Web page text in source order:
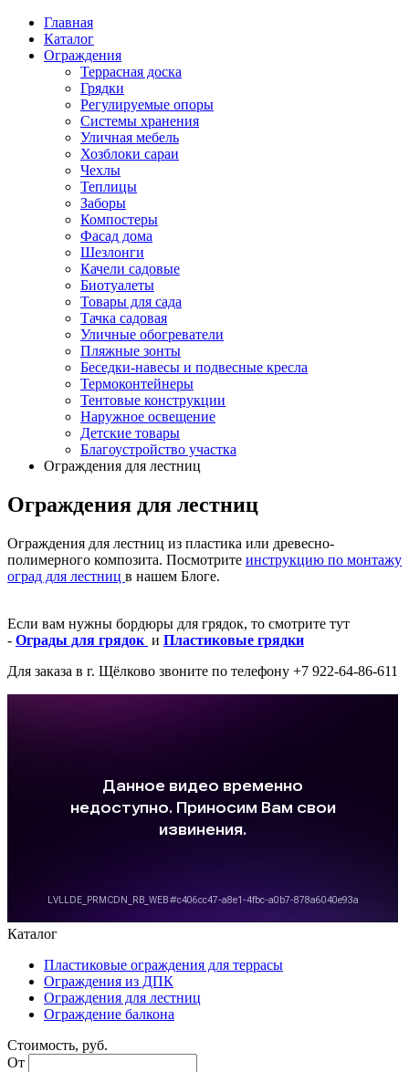
Главная
Каталог
Ограждения
Террасная доска
Грядки
Регулируемые опоры
Системы хранения
Уличная мебель
Хозблоки сараи
Чехлы
Теплицы
Заборы
Компостеры
Фасад дома
Шезлонги
Качели садовые
Биотуалеты
Товары для сада
Тачка садовая
Уличные обогреватели
Пляжные зонты
Беседки-навесы и подвесные кресла
Термоконтейнеры
Тентовые конструкции
Наружное освещение
Детские товары
Благоустройство участка
Ограждения для лестниц
Ограждения для лестниц
Ограждения для лестниц из пластика или древесно-
полимерного композита. Посмотрите инструкцию по монтажу
оград для лестниц в нашем Блоге.
Если вам нужны бордюры для грядок, то смотрите тут
- Ограды для грядок и Пластиковые грядки
Для заказа в г. Щёлково звоните по телефону +7 922-64-86-611
Каталог
Пластиковые ограждения для террасы
Ограждения из ДПК
Ограждения для лестниц
Ограждение балкона
Стоимость, руб.
От